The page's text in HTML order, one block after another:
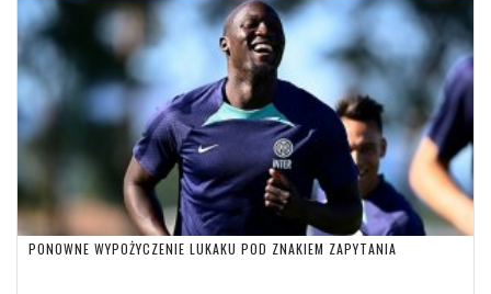
PONOWNE WYPOŻYCZENIE LUKAKU POD ZNAKIEM ZAPYTANIA